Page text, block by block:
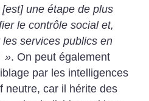
une étape de plus
le contrôle social et,
les services publics en
». On peut également
par les intelligences
neutre, car il hérite des